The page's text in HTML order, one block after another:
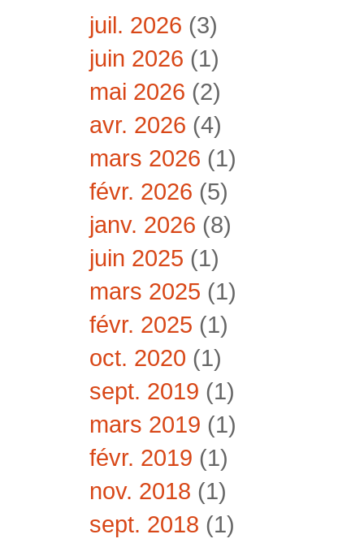
juil. 2026 (3)
juin 2026 (1)
mai 2026 (2)
avr. 2026 (4)
mars 2026 (1)
févr. 2026 (5)
janv. 2026 (8)
juin 2025 (1)
mars 2025 (1)
févr. 2025 (1)
oct. 2020 (1)
sept. 2019 (1)
mars 2019 (1)
févr. 2019 (1)
nov. 2018 (1)
sept. 2018 (1)